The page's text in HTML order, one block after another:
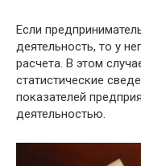
Если
деятельность, то у
расчета. В этом
статистические
показателей
деятельностью.